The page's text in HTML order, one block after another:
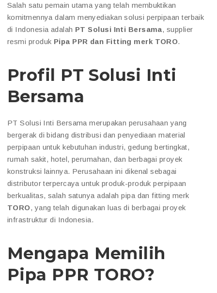
Salah satu pemain utama yang telah membuktikan
komitmennya dalam menyediakan solusi perpipaan terbaik
di Indonesia adalah PT Solusi Inti Bersama, supplier
resmi produk Pipa PPR dan Fitting merk TORO.
Profil PT Solusi Inti
Bersama
PT Solusi Inti Bersama merupakan perusahaan yang
bergerak di bidang distribusi dan penyediaan material
perpipaan untuk kebutuhan industri, gedung bertingkat,
rumah sakit, hotel, perumahan, dan berbagai proyek
konstruksi lainnya. Perusahaan ini dikenal sebagai
distributor terpercaya untuk produk-produk perpipaan
berkualitas, salah satunya adalah pipa dan fitting merk
TORO, yang telah digunakan luas di berbagai proyek
infrastruktur di Indonesia.
Mengapa Memilih
Pipa PPR TORO?